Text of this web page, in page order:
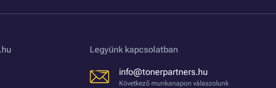
Legyünk kapcsolatban
info@tonerpartners.hu
Következő munkanapon válaszolunk